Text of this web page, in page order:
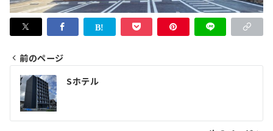
投
稿
ナ
前のページ
Sホテル